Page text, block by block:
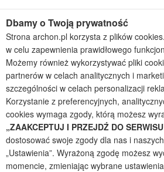
Dbamy o Twoją prywatność
Strona archon.pl korzysta z plików
w celu zapewnienia prawidłowego
Możemy również wykorzystywać pliki
partnerów w celach analitycznych i
szczególności w celach personalizacji
Korzystanie z preferencyjnych,
cookies wymaga zgody, którą możesz
„ZAAKCEPTUJ I PRZEJDŹ DO
dostosować swoje zgody dla nas i
„Ustawienia”. Wyrażoną zgodę możesz
momencie, zmieniając wybrane